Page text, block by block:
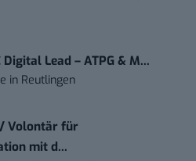
Digital Lead – ATPG & M...
in Reutlingen
Volontär für
mit d...